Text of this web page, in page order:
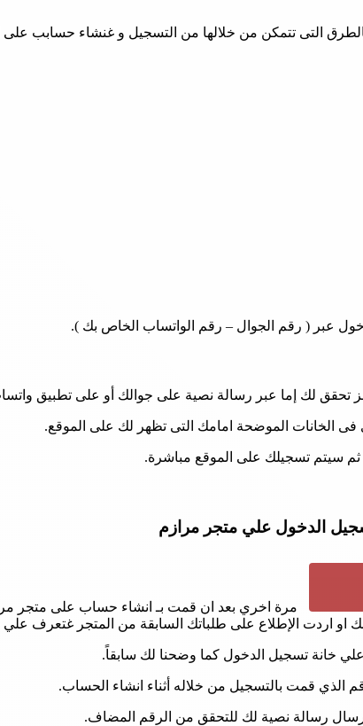
التى تتمكن من خلالها من التسجيل و غنشاء حسابب على
عبر ( رقم الجوال – رقم الواتساب الخاص بك ).
تحقق لك إما عبر رسالة نصية على جوالك أو على تطبيق
فى الخانات الموضحة امامك التى تظهر لك على الموقع.
سيتم تسجيلك على الموقع مباشرة.
الدخول علي متجر مرازم
مرة اخري بعد ان قمت بـ انشاء حساب على متجر
او اردت الإطلاع على طلباتك السابقة من المتجر غتعرف
خانة تسجيل الدخول كما وضحنا لك سابقاً.
قمت بالتسجيل من خلاله أثناء انشاء الحساب.
رسالة نصية لك للتحقق من الرقم المضاف.